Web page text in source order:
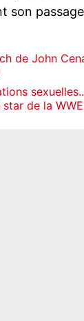
son
de John
star de la WWE